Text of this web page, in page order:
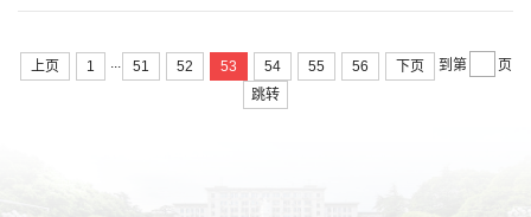
上页 1 ... 51 52 53 54 55 56 下页 到第
页
跳转